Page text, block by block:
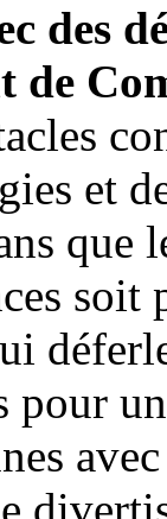
des
de
et
soit
pour